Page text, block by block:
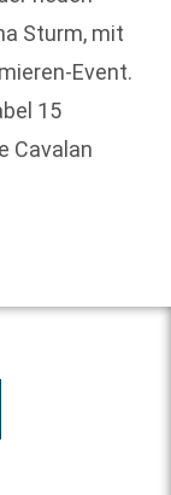
Sturm, mit
Event.
15
Cavalan